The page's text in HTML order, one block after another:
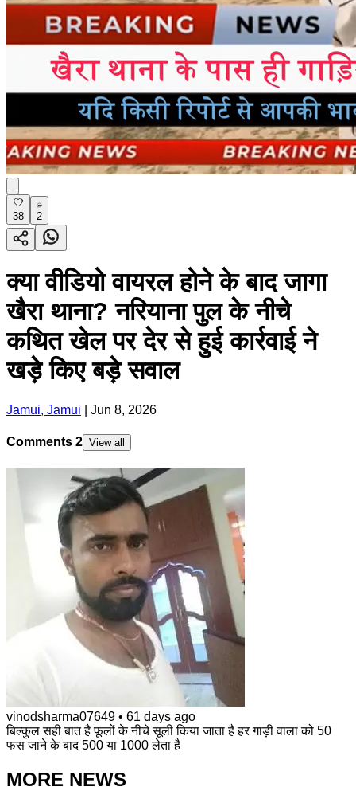
38 2
क्या वीडियो वायरल होने के बाद जागा
खैरा थाना? नरियाना पुल के नीचे
कथित खेल पर देर से हुई कार्रवाई ने
खड़े किए बड़े सवाल
Jamui, Jamui Jun 8, 2026
Comments 2 View all
vinodsharma07649 • 61 days ago
बिल्कुल सही बात है फूलों के नीचे सूली किया जाता है हर गाड़ी वाला को 50
फस जाने के बाद 500 या 1000 लेता है
MORE NEWS